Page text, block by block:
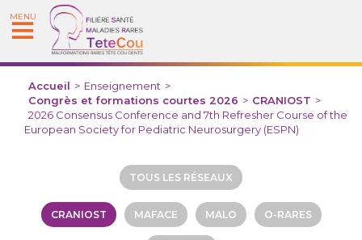
MENU
Accueil > Enseignement >
Congrès et formations courtes 2026 > CRANIOST >
2026 Consensus Conference and 7th Refresher Course of the
European Society for Pediatric Neurosurgery (ESPN)
TOUS LES RÉSEAUX
CRANIOST MAFACE MALO O-RARES